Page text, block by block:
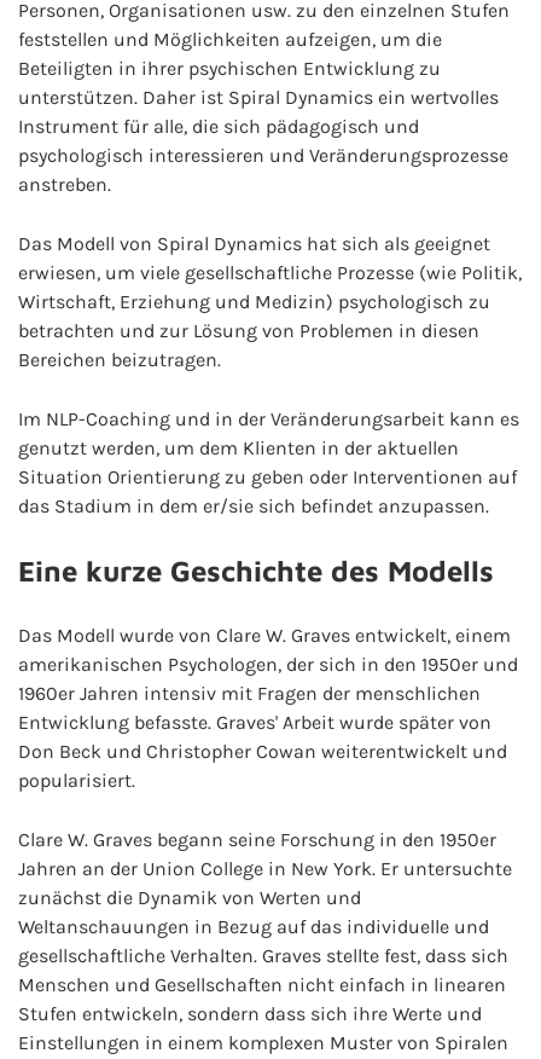
Personen, Organisationen usw. zu den einzelnen Stufen
feststellen und Möglichkeiten aufzeigen, um die
Beteiligten in ihrer psychischen Entwicklung zu
unterstützen. Daher ist Spiral Dynamics ein wertvolles
Instrument für alle, die sich pädagogisch und
psychologisch interessieren und Veränderungsprozesse
anstreben.
Das Modell von Spiral Dynamics hat sich als geeignet
erwiesen, um viele gesellschaftliche Prozesse (wie Politik,
Wirtschaft, Erziehung und Medizin) psychologisch zu
betrachten und zur Lösung von Problemen in diesen
Bereichen beizutragen.
Im NLP-Coaching und in der Veränderungsarbeit kann es
genutzt werden, um dem Klienten in der aktuellen
Situation Orientierung zu geben oder Interventionen auf
das Stadium in dem er/sie sich befindet anzupassen.
Eine kurze Geschichte des Modells
Das Modell wurde von Clare W. Graves entwickelt, einem
amerikanischen Psychologen, der sich in den 1950er und
1960er Jahren intensiv mit Fragen der menschlichen
Entwicklung befasste. Graves' Arbeit wurde später von
Don Beck und Christopher Cowan weiterentwickelt und
popularisiert.
Clare W. Graves begann seine Forschung in den 1950er
Jahren an der Union College in New York. Er untersuchte
zunächst die Dynamik von Werten und
Weltanschauungen in Bezug auf das individuelle und
gesellschaftliche Verhalten. Graves stellte fest, dass sich
Menschen und Gesellschaften nicht einfach in linearen
Stufen entwickeln, sondern dass sich ihre Werte und
Einstellungen in einem komplexen Muster von Spiralen